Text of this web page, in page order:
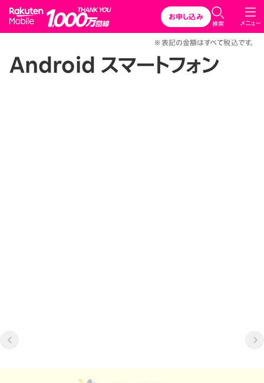
Rakuten Mobile
メニュー
検索
お申し込み
※表記の金額はすべて税込です。
Android スマートフォン